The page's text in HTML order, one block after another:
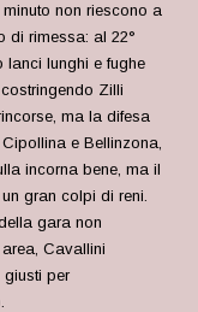
non riescono a
di rimessa: al 22°
lanci lunghi e fughe
Zilli
ma la difesa
e Bellinzona,
incorna bene, ma il
gran colpi di reni.
gara non
Cavallini
per